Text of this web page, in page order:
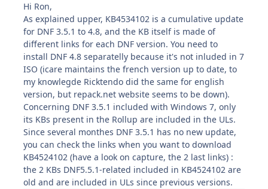
Hi Ron,
As explained upper, KB4534102 is a cumulative update
for DNF 3.5.1 to 4.8, and the KB itself is made of
different links for each DNF version. You need to
install DNF 4.8 separatelly because it's not inluded in 7
ISO (icare maintains the french version up to date, to
my knowlegde Ricktendo did the same for english
version, but repack.net website seems to be down).
Concerning DNF 3.5.1 included with Windows 7, only
its KBs present in the Rollup are included in the ULs.
Since several monthes DNF 3.5.1 has no new update,
you can check the links when you want to download
KB4524102 (have a look on capture, the 2 last links) :
the 2 KBs DNF5.5.1-related included in KB4524102 are
old and are included in ULs since previous versions.